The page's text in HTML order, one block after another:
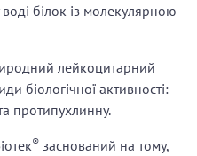
білок із молекулярною
лейкоцитарний
біологічної активності:
протипухлинну.
® заснований на тому,